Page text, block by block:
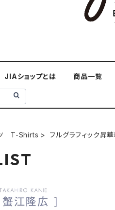
JIAショップとは 商品一覧
T-Shirts フルグラフィック昇